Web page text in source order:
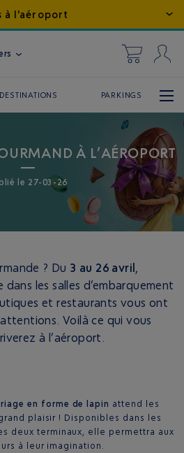
à l'aéroport
DESTINATIONS PARKINGS
À L’AÉROPORT
le 27-03-26
? Du 3 au 26 avril ,
dans les salles d’embarquement
et restaurants vous ont
Voilà ce qui vous
à l’aéroport.
en forme de lapin attend les
plaisir ! Disponibles dans les
deux terminaux, elle permettra aux
à leur imagination.